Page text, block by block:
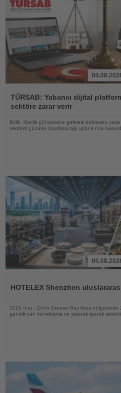
Oku
TÜRSAB: Yabancı dijital
sektöre zarar verir
Birlik, Meclis gündemine gelmesi beklenen yasa
rekabet gücünü zayıflatacağı uyarısında
HOTELEX Shenzhen
2026 fuarı, Çin'in Greater Bay Area bölgesinde
genelinden konaklama ve yiyecek-içecek